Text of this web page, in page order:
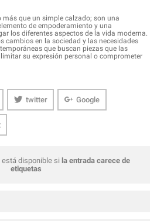
más que un simple calzado; son una
de empoderamiento y una
los diferentes aspectos de la vida moderna.
cambios en la sociedad y las necesidades
que buscan piezas que las
su expresión personal o comprometer
twitter Google
está disponible si la entrada carece de
etiquetas